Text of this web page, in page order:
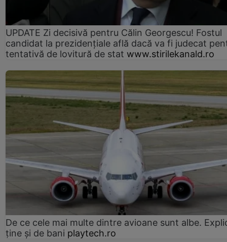
UPDATE Zi decisivă pentru Călin Georgescu! Fostul
candidat la prezidențiale află dacă va fi judecat
tentativă de lovitură de stat www.stirilekanald.ro
De ce cele mai multe dintre avioane sunt albe.
ține și de bani playtech.ro